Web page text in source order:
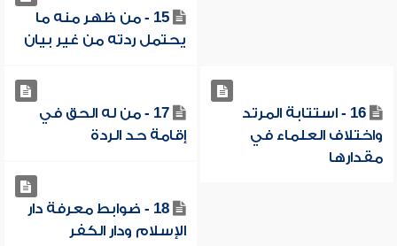
15 - من ظهر منه ما
يحتمل ردته من غير بيان
16 - استتابة المرتد
واختلاف العلماء في
مقدارها
17 - من له الحق في
إقامة حد الردة
18 - ضوابط معرفة دار
الإسلام ودار الكفر